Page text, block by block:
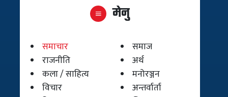
मेनु
समाचार
समाज
राजनीति
अर्थ
कला / साहित्य
मनोरञ्जन
विचार
अन्तर्वार्ता